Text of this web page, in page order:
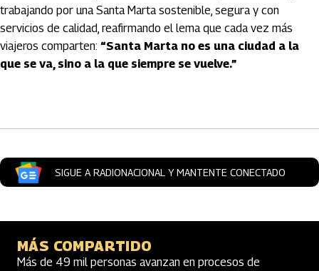
trabajando por una Santa Marta sostenible, segura y con
servicios de calidad, reafirmando el lema que cada vez más
viajeros comparten: “Santa Marta no es una ciudad a la
que se va, sino a la que siempre se vuelve.”
SIGUE A RADIONACIONAL Y MANTENTE CONECTADO
MÁS COMPARTIDO
Más de 49 mil personas avanzan en procesos de